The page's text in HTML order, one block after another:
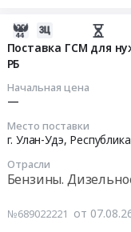
Поставка ГСМ для
РБ
Начальная цена
—
Место поставки
г. Улан-Удэ,
Отрасли
Бензины.
№689022221 от